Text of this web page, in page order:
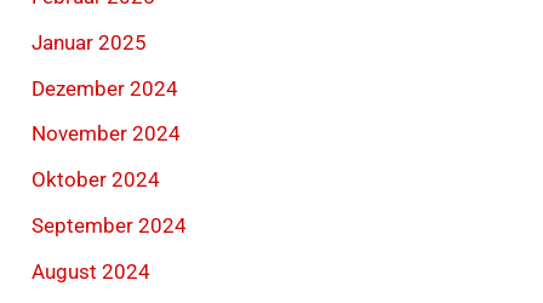
Januar 2025
Dezember 2024
November 2024
Oktober 2024
September 2024
August 2024